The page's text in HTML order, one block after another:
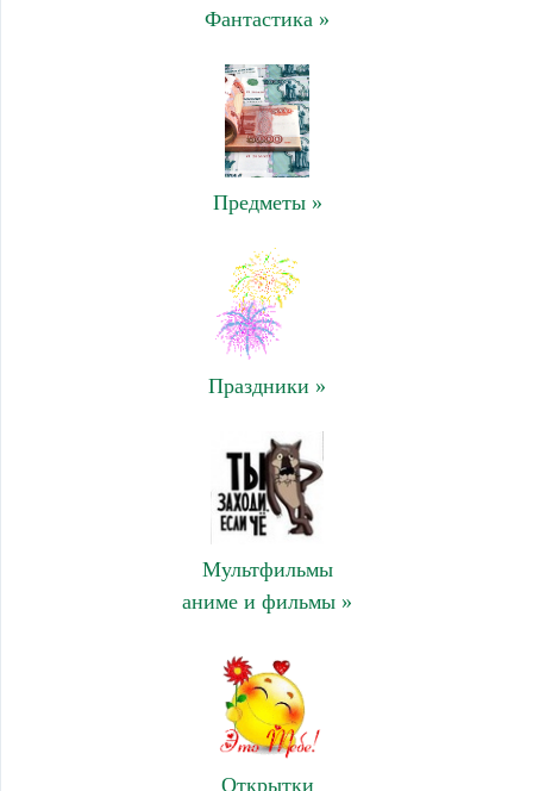
Фантастика »
Предметы »
Праздники »
Мультфильмы
аниме и фильмы »
Открытки